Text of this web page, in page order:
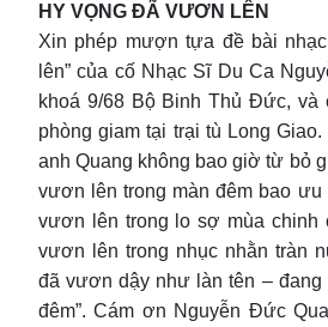
HY VỌNG ĐÃ VƯƠN LÊN
Xin phép mượn tựa đề bài
lên” của cố Nhạc Sĩ Du Ca
khoá 9/68 Bộ Binh Thủ Đức, và
phòng giam tại trại tù Long
anh Quang không bao giờ từ bỏ
vươn lên trong màn đêm bao ưu
vươn lên trong lo sợ mùa chinh
vươn lên trong nhục nhằn tràn
đã vươn dậy như làn tên – đang
đêm”. Cám ơn Nguyễn Đức